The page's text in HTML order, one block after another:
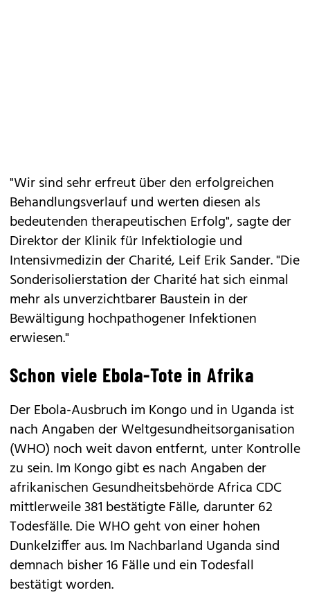
"Wir sind sehr erfreut über den erfolgreichen
Behandlungsverlauf und werten diesen als
bedeutenden therapeutischen Erfolg", sagte der
Direktor der Klinik für Infektiologie und
Intensivmedizin der Charité, Leif Erik Sander. "Die
Sonderisolierstation der Charité hat sich einmal
mehr als unverzichtbarer Baustein in der
Bewältigung hochpathogener Infektionen
erwiesen."
Schon viele Ebola-Tote in Afrika
Der Ebola-Ausbruch im Kongo und in Uganda ist
nach Angaben der Weltgesundheitsorganisation
(WHO) noch weit davon entfernt, unter Kontrolle
zu sein. Im Kongo gibt es nach Angaben der
afrikanischen Gesundheitsbehörde Africa CDC
mittlerweile 381 bestätigte Fälle, darunter 62
Todesfälle. Die WHO geht von einer hohen
Dunkelziffer aus. Im Nachbarland Uganda sind
demnach bisher 16 Fälle und ein Todesfall
bestätigt worden.